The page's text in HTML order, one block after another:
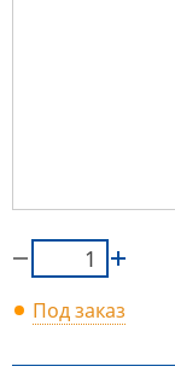
Под заказ